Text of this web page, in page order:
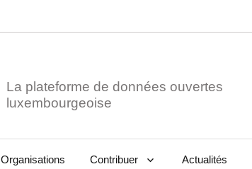
La plateforme de données ouvertes
Organisations Contribuer Actualités